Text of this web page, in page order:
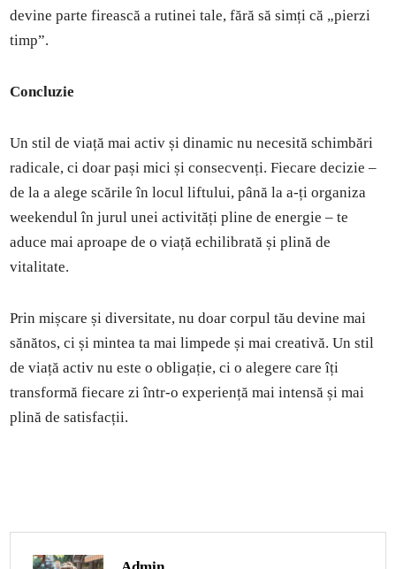
devine parte firească a rutinei tale, fără să simți că „pierzi
timp”.
Concluzie
Un stil de viață mai activ și dinamic nu necesită schimbări
radicale, ci doar pași mici și consecvenți. Fiecare decizie –
de la a alege scările în locul liftului, până la a-ți organiza
weekendul în jurul unei activități pline de energie – te
aduce mai aproape de o viață echilibrată și plină de
vitalitate.
Prin mișcare și diversitate, nu doar corpul tău devine mai
sănătos, ci și mintea ta mai limpede și mai creativă. Un stil
de viață activ nu este o obligație, ci o alegere care îți
transformă fiecare zi într-o experiență mai intensă și mai
plină de satisfacții.